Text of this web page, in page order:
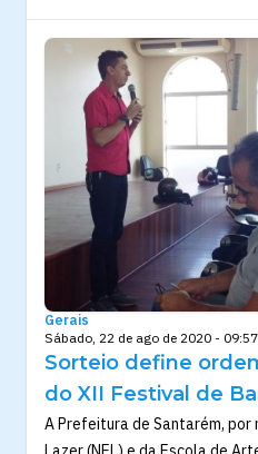
Gerais
Sábado, 22 de ago de 2020 - 09:57
Sorteio define
do XII Festival de
A Prefeitura de Santarém, por